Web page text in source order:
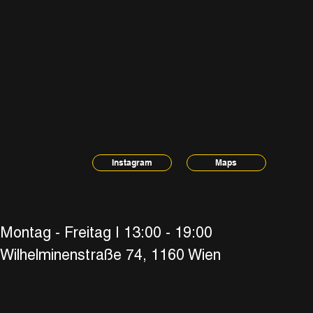
Montag - Freitag | 13:00 - 19:00
Wilhelminenstraße 74, 1160 Wien
Instagram Maps